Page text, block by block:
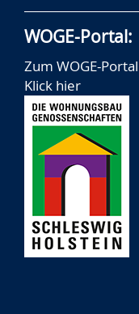
WOGE-Portal:
Zum WOGE-
Klick hier